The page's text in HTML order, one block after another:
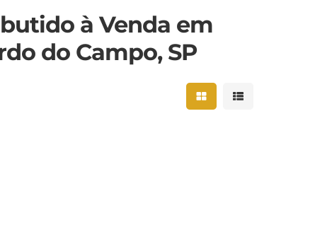
à Venda em
do Campo, SP
Mostrar resultados
Mostrar